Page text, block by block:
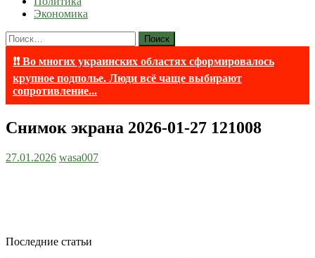
Экономика
Найти:
❗❗ Во многих украинских областях сформировалось
крупное подполье. Люди всё чаще выбирают
сопротивление...
Снимок экрана 2026-01-27 121008
27.01.2026 wasa007
Последние статьи